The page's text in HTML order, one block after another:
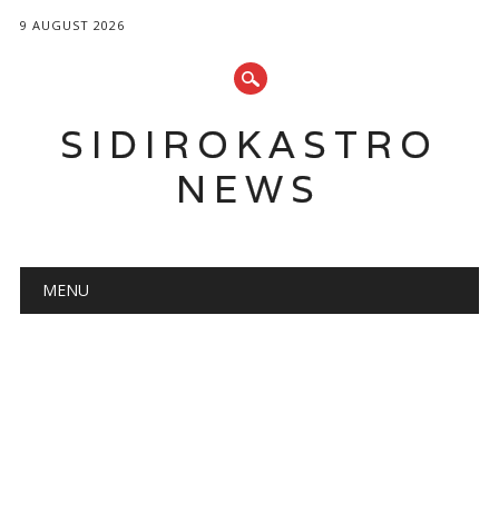
9 AUGUST 2026
SIDIROKASTRO
NEWS
Main menu
MENU